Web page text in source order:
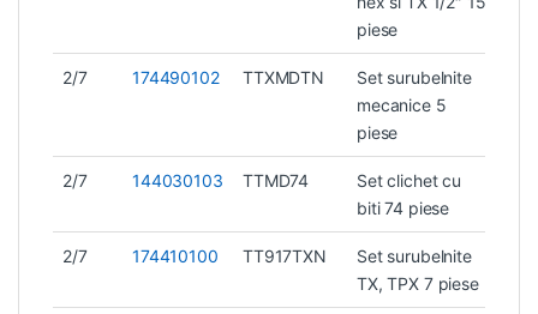
piese
2/7 174490102 TTXMDTN
Set surubelnite
mecanice 5
piese
2/7 144030103 TTMD74
Set clichet cu
biti 74 piese
2/7 174410100 TT917TXN
Set surubelnite
TX, TPX 7 piese